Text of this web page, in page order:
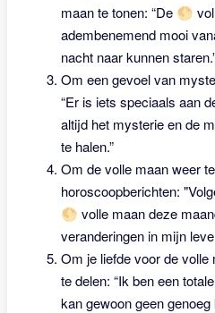
maan te tonen: “De 🌕
adembenemend mooi
nacht naar kunnen
Om een ​​gevoel van
“Er is iets speciaals aan
altijd het mysterie en de
te halen.”
Om de volle maan weer
horoscoopberichten:
🌕 volle maan deze
veranderingen in mijn
Om je liefde voor de volle
te delen: “Ik ben een
kan gewoon geen